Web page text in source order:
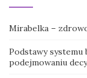
Mirabelka –
Podstawy
podejmowaniu